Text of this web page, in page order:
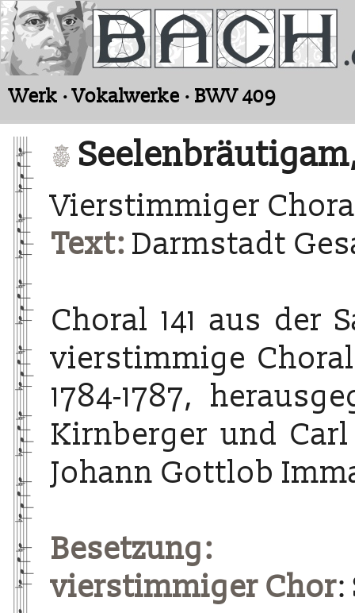
Werk · Vokalwerke · BWV 409
Vierstimmiger
Text: Darmstadt
Choral 141 aus der
vierstimmige
1784-1787,
Kirnberger und
Johann Gottlob
Besetzung:
vierstimmiger Chor: